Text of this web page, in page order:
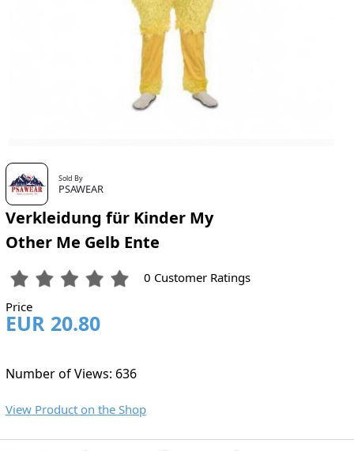
Sold By
PSAWEAR
Verkleidung für Kinder My
Other Me Gelb Ente
0 Customer Ratings
Price
EUR 20.80
Number of Views: 636
View Product on the Shop